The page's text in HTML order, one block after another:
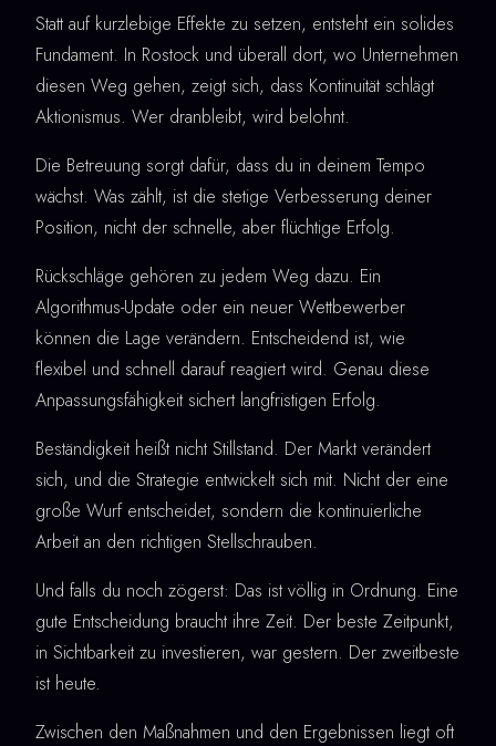
Statt auf kurzlebige Effekte zu setzen, entsteht ein solides
Fundament. In Rostock und überall dort, wo Unternehmen
diesen Weg gehen, zeigt sich, dass Kontinuität schlägt
Aktionismus. Wer dranbleibt, wird belohnt.
Die Betreuung sorgt dafür, dass du in deinem Tempo
wächst. Was zählt, ist die stetige Verbesserung deiner
Position, nicht der schnelle, aber flüchtige Erfolg.
Rückschläge gehören zu jedem Weg dazu. Ein
Algorithmus-Update oder ein neuer Wettbewerber
können die Lage verändern. Entscheidend ist, wie
flexibel und schnell darauf reagiert wird. Genau diese
Anpassungsfähigkeit sichert langfristigen Erfolg.
Beständigkeit heißt nicht Stillstand. Der Markt verändert
sich, und die Strategie entwickelt sich mit. Nicht der eine
große Wurf entscheidet, sondern die kontinuierliche
Arbeit an den richtigen Stellschrauben.
Und falls du noch zögerst: Das ist völlig in Ordnung. Eine
gute Entscheidung braucht ihre Zeit. Der beste Zeitpunkt,
in Sichtbarkeit zu investieren, war gestern. Der zweitbeste
ist heute.
Zwischen den Maßnahmen und den Ergebnissen liegt oft